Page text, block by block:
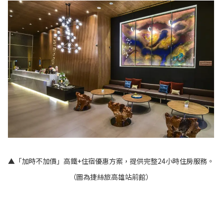
▲「加時不加價」高鐵+住宿優惠方案，提供完整24小時住房服務。
（圖為捷絲旅高雄站前館）